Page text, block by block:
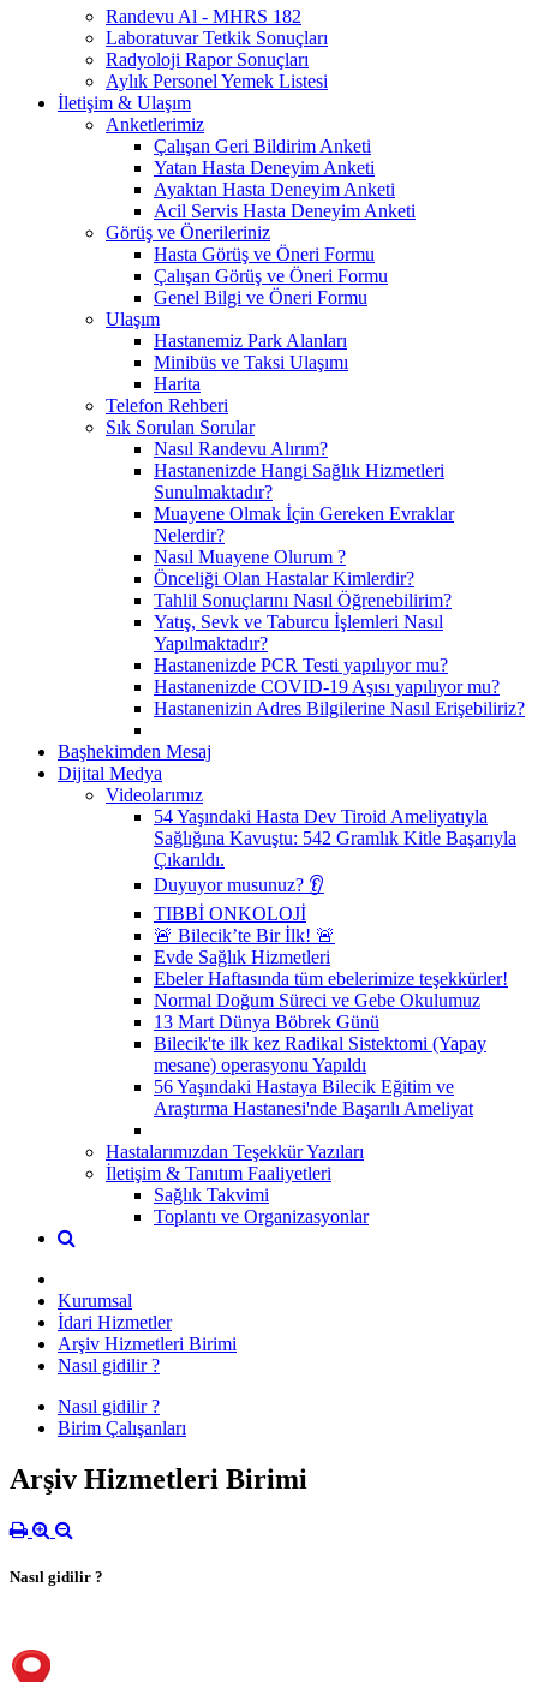
Randevu Al - MHRS 182
Laboratuvar Tetkik Sonuçları
Radyoloji Rapor Sonuçları
Aylık Personel Yemek Listesi
İletişim & Ulaşım
Anketlerimiz
Çalışan Geri Bildirim Anketi
Yatan Hasta Deneyim Anketi
Ayaktan Hasta Deneyim Anketi
Acil Servis Hasta Deneyim Anketi
Görüş ve Önerileriniz
Hasta Görüş ve Öneri Formu
Çalışan Görüş ve Öneri Formu
Genel Bilgi ve Öneri Formu
Ulaşım
Hastanemiz Park Alanları
Minibüs ve Taksi Ulaşımı
Harita
Telefon Rehberi
Sık Sorulan Sorular
Nasıl Randevu Alırım?
Hastanenizde Hangi Sağlık Hizmetleri
Sunulmaktadır?
Muayene Olmak İçin Gereken Evraklar
Nelerdir?
Nasıl Muayene Olurum ?
Önceliği Olan Hastalar Kimlerdir?
Tahlil Sonuçlarını Nasıl Öğrenebilirim?
Yatış, Sevk ve Taburcu İşlemleri Nasıl
Yapılmaktadır?
Hastanenizde PCR Testi yapılıyor mu?
Hastanenizde COVID-19 Aşısı yapılıyor mu?
Hastanenizin Adres Bilgilerine Nasıl Erişebiliriz?
Başhekimden Mesaj
Dijital Medya
Videolarımız
54 Yaşındaki Hasta Dev Tiroid Ameliyatıyla
Sağlığına Kavuştu: 542 Gramlık Kitle Başarıyla
Çıkarıldı.
Duyuyor musunuz? 👂
TIBBİ ONKOLOJİ
🚨 Bilecik’te Bir İlk! 🚨
Evde Sağlık Hizmetleri
Ebeler Haftasında tüm ebelerimize teşekkürler!
Normal Doğum Süreci ve Gebe Okulumuz
13 Mart Dünya Böbrek Günü
Bilecik'te ilk kez Radikal Sistektomi (Yapay
mesane) operasyonu Yapıldı
56 Yaşındaki Hastaya Bilecik Eğitim ve
Araştırma Hastanesi'nde Başarılı Ameliyat
Hastalarımızdan Teşekkür Yazıları
İletişim & Tanıtım Faaliyetleri
Sağlık Takvimi
Toplantı ve Organizasyonlar
Kurumsal
İdari Hizmetler
Arşiv Hizmetleri Birimi
Nasıl gidilir ?
Nasıl gidilir ?
Birim Çalışanları
Arşiv Hizmetleri Birimi
Nasıl gidilir ?